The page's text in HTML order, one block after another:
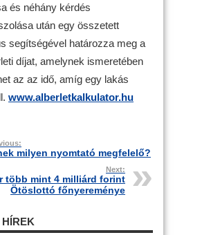
és néhány kérdés
után egy összetett
segítségével határozza meg a
díjat, amelynek ismeretében
az az idő, amíg egy lakás
www.alberletkalkulator.hu
milyen nyomtató megfelelő?
Next:
több mint 4 milliárd forint
Ötöslottó főnyereménye